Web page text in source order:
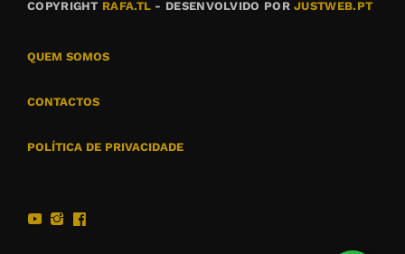
COPYRIGHT RAFA.TL - DESENVOLVIDO PORJUSTWEB.PT
QUEM SOMOS
CONTACTOS
POLÍTICA DE PRIVACIDADE